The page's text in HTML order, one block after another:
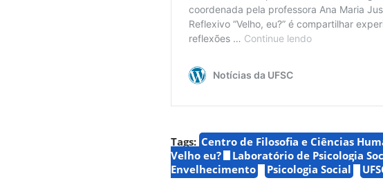
Tags: Centro de Filosofia e Ciências
Velho eu?
Laboratório de Psicologia
Envelhecimento
Psicologia Social